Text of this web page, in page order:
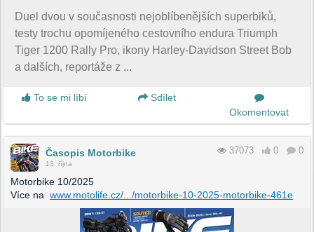
Duel dvou v současnosti nejoblíbenějších superbiků,
testy trochu opomíjeného cestovního endura Triumph
Tiger 1200 Rally Pro, ikony Harley-Davidson Street Bob
a dalších, reportáže z ...
To se mi líbí
Sdílet
Okomentovat
Časopis Motorbike
13. října
37073 0 0
Motorbike 10/2025
Více na www.motolife.cz/.../motorbike-10-2025-motorbike-461e